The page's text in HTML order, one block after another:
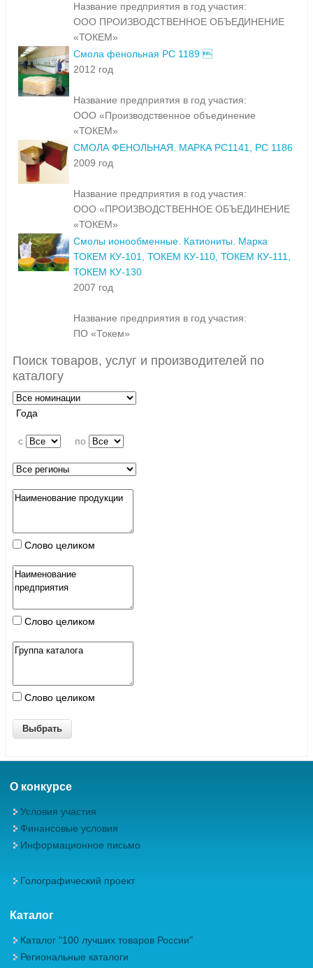
Название предприятия в год участия:
ООО ПРОИЗВОДСТВЕННОЕ ОБЪЕДИНЕНИЕ
«ТОКЕМ»
Смола фенольная РС 1189 
2012 год
Название предприятия в год участия:
ООО «Производственное объединение
«ТОКЕМ»
СМОЛА ФЕНОЛЬНАЯ. МАРКА РС1141, РС 1186
2009 год
Название предприятия в год участия:
ООО «ПРОИЗВОДСТВЕННОЕ ОБЪЕДИНЕНИЕ
«ТОКЕМ»
Смолы ионообменные. Катиониты. Марка
ТОКЕМ КУ-101, ТОКЕМ КУ-110, ТОКЕМ КУ-111,
ТОКЕМ КУ-130
2007 год
Название предприятия в год участия:
ПО «Токем»
Поиск товаров, услуг и производителей по
каталогу
Года
c по
Слово целиком
Слово целиком
Слово целиком
О конкурсе
Условия участия
Финансовые условия
Информационное письмо
Голографический проект
Каталог
Каталог "100 лучших товаров России"
Региональные каталоги